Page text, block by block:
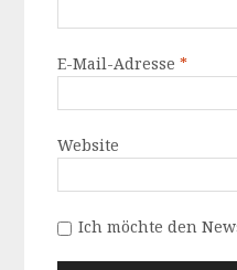
E-Mail-Adresse*
Website
Ich möchte den